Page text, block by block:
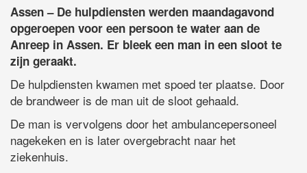
Assen – De hulpdiensten werden maandagavond
opgeroepen voor een persoon te water aan de
Anreep in Assen. Er bleek een man in een sloot te
zijn geraakt.
De hulpdiensten kwamen met spoed ter plaatse. Door
de brandweer is de man uit de sloot gehaald.
De man is vervolgens door het ambulancepersoneel
nagekeken en is later overgebracht naar het
ziekenhuis.